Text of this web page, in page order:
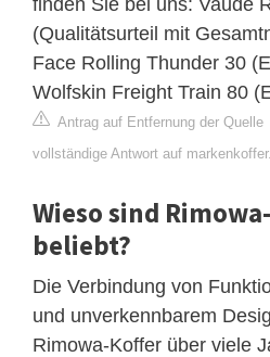
(Qualitätsurteil mit
Face Rolling Thunder 30
Wolfskin Freight Train 80
Antrag auf Entfernung der Quelle
vollständige Antwort auf
Wieso sind
beliebt?
Die Verbindung von
und unverkennbarem
Rimowa-Koffer über viele